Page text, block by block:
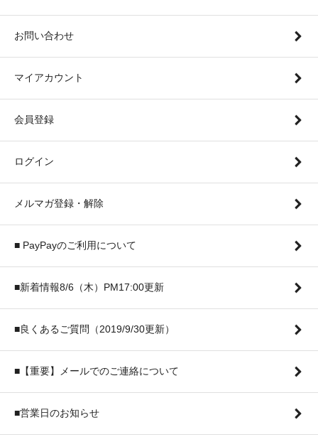
お問い合わせ
マイアカウント
会員登録
ログイン
メルマガ登録・解除
■ PayPayのご利用について
■新着情報8/6（木）PM17:00更新
■良くあるご質問（2019/9/30更新）
■【重要】メールでのご連絡について
■営業日のお知らせ